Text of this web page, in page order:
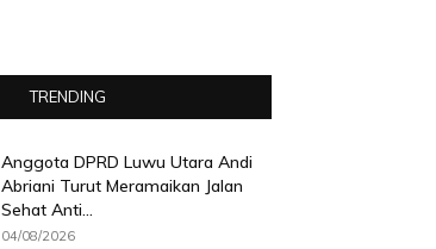
TRENDING
Anggota DPRD Luwu Utara Andi
Abriani Turut Meramaikan Jalan
Sehat Anti...
04/08/2026